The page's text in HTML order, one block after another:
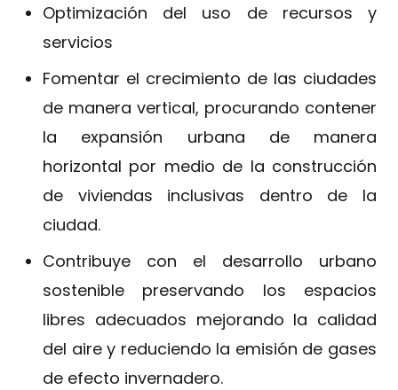
Optimización del uso de recursos y
servicios
Fomentar el crecimiento de las ciudades
de manera vertical, procurando contener
la expansión urbana de manera
horizontal por medio de la construcción
de viviendas inclusivas dentro de la
ciudad.
Contribuye con el desarrollo urbano
sostenible preservando los espacios
libres adecuados mejorando la calidad
del aire y reduciendo la emisión de gases
de efecto invernadero.